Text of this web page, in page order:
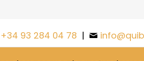
+34 93 284 04 78 |